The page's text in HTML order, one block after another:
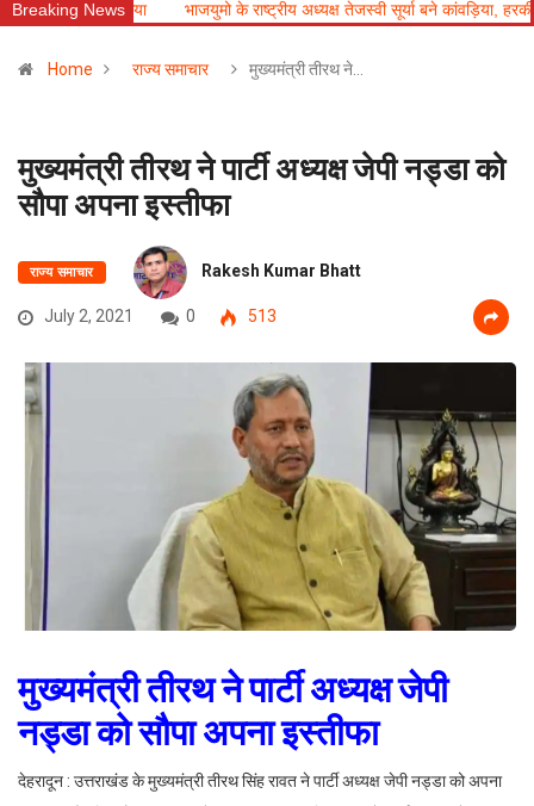
Breaking News
किया भाजयुमो के राष्ट्रीय अध्यक्ष तेजस्वी सूर्या बने कांवड़िया, हरकी पैड़ी से
Home राज्य समाचार मुख्यमंत्री तीरथ ने…
मुख्यमंत्री तीरथ ने पार्टी अध्यक्ष जेपी नड्डा को
सौपा अपना इस्तीफा
राज्य समाचार Rakesh Kumar Bhatt
July 2, 2021 0 513
मुख्यमंत्री तीरथ ने पार्टी अध्यक्ष जेपी
नड्डा को सौपा अपना इस्तीफा
देहरादून : उत्तराखंड के मुख्यमंत्री तीरथ सिंह रावत ने पार्टी अध्यक्ष जेपी नड्डा को अपना